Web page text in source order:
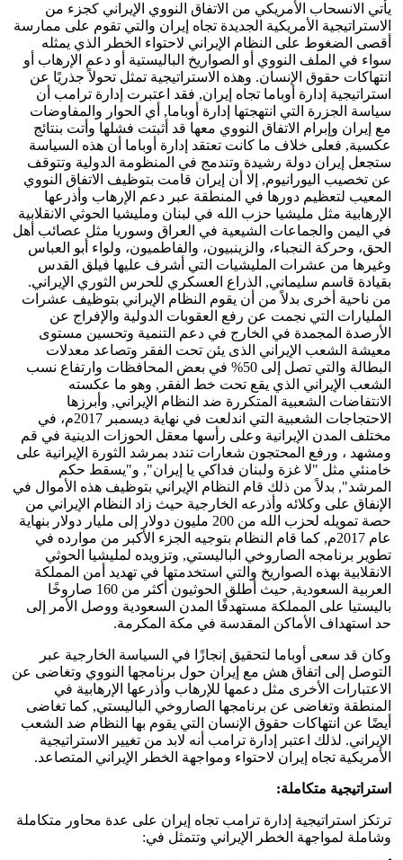
يأتي الانسحاب الأمريكي من الاتفاق النووي الإيراني كجزء من
الاستراتيجية الأمريكية الجديدة تجاه إيران والتي تقوم على ممارسة
أقصى الضغوط على النظام الإيراني لاحتواء الخطر الذي يمثله
سواء في الملف النووي أو الصواريخ الباليستية أو دعم الإرهاب أو
انتهاكات حقوق الإنسان. وهذه الاستراتيجية تمثل تحولاً جذريًا عن
استراتيجية إدارة أوباما تجاه إيران, فقد اعتبرت إدارة ترامب أن
سياسة الجزرة التي انتهجتها إدارة أوباما, أي الحوار والمفاوضات
مع إيران وإبرام الاتفاق النووي معها قد أثبتت فشلها وأتت بنتائج
عكسية, فعلى خلاف ما كانت تعتقد إدارة أوباما أن هذه السياسة
ستجعل إيران دولة رشيدة وتندمج في المنظومة الدولية وتتوقف
عن تخصيب اليورانيوم, إلا أن إيران قامت بتوظيف الاتفاق النووي
المعيب لتعظيم دورها في المنطقة عبر دعم الإرهاب وأذرعها
الإرهابية مثل مليشيا حزب الله في لبنان ومليشيا الحوثي الانقلابية
في اليمن والجماعات الشيعية في العراق وسوريا مثل عصائب أهل
الحق، وحركة النجباء، والزينبيون، والفاطميون، ولواء أبو العباس
وغيرها من عشرات المليشيات التي أشرف عليها فيلق القدس
بقيادة قاسم سليماني, الذراع العسكري للحرس الثوري الإيراني.
من ناحية أخرى بدلاً من أن يقوم النظام الإيراني بتوظيف عشرات
المليارات التي نجمت عن رفع العقوبات الدولية والإفراج عن
الأرصدة المجمدة في الخارج في دعم التنمية وتحسين مستوى
معيشة الشعب الإيراني الذى يئن تحت الفقر وتصاعد معدلات
البطالة والتي تصل إلى 50% في بعض المحافظات وارتفاع نسب
الشعب الإيراني الذي يقع تحت خط الفقر, وهو ما عكسته
الانتفاضات الشعبية المتكررة ضد النظام الإيراني, وأبرزها
الاحتجاجات الشعبية التي اندلعت في نهاية ديسمبر 2017م، في
مختلف المدن الإيرانية وعلى رأسها معقل الحوزات الدينية في قم
ومشهد ، ورفع المحتجون شعارات تندد بمرشد الثورة الإيرانية على
خامنئي مثل "لا غزة ولبنان فداكي يا إيران", و"يسقط حكم
المرشد", بدلاً من ذلك قام النظام الإيراني بتوظيف هذه الأموال في
الإنفاق على وكلائه وأذرعه الخارجية حيث زاد النظام الإيراني من
حصة تمويله لحزب الله من 200 مليون دولار إلى مليار دولار بنهاية
عام 2017م, كما قام النظام بتوجيه الجزء الأكبر من موارده في
تطوير برنامجه الصاروخي الباليستي, وتزويده لمليشيا الحوثي
الانقلابية بهذه الصواريخ والتي استخدمتها في تهديد أمن المملكة
العربية السعودية, حيث أطلق الحوثيون أكثر من 160 صاروخًا
باليستيا على المملكة مستهدفًا المدن السعودية ووصل الأمر إلى
حد استهداف الأماكن المقدسة في مكة المكرمة.
وكان قد سعى أوباما لتحقيق إنجازًا في السياسة الخارجية عبر
التوصل إلى اتفاق هش مع إيران حول برنامجها النووي وتغاضى عن
الاعتبارات الأخرى مثل دعمها للإرهاب وأذرعها الإرهابية في
المنطقة وتغاضى عن برنامجها الصاروخي الباليستي, كما تغاضى
أيضًا عن انتهاكات حقوق الإنسان التي يقوم بها النظام ضد الشعب
الإيراني. لذلك اعتبر إدارة ترامب أنه لابد من تغيير الاستراتيجية
الأمريكية تجاه إيران لاحتواء ومواجهة الخطر الإيراني المتصاعد.
استراتيجية متكاملة:
ترتكز استراتيجية إدارة ترامب تجاه إيران على عدة محاور متكاملة
وشاملة لمواجهة الخطر الإيراني وتتمثل في: